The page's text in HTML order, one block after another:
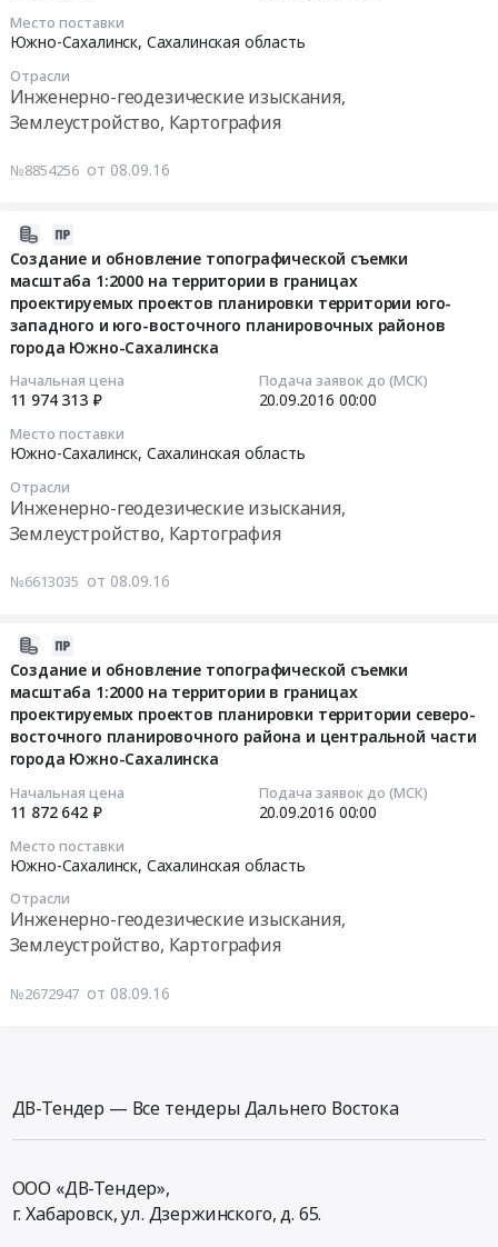
Место поставки
Южно-Сахалинск, Сахалинская область
Отрасли
Инженерно-геодезические изыскания,
Землеустройство, Картография
№8854256 от 08.09.16
Создание и обновление топографической съемки
масштаба 1:2000 на территории в границах
проектируемых проектов планировки территории юго-
западного и юго-восточного планировочных районов
города Южно-Сахалинска
Начальная цена
11 974 313 ₽
Подача заявок до (МСК)
20.09.2016 00:00
Место поставки
Южно-Сахалинск, Сахалинская область
Отрасли
Инженерно-геодезические изыскания,
Землеустройство, Картография
№6613035 от 08.09.16
Создание и обновление топографической съемки
масштаба 1:2000 на территории в границах
проектируемых проектов планировки территории северо-
восточного планировочного района и центральной части
города Южно-Сахалинска
Начальная цена
11 872 642 ₽
Подача заявок до (МСК)
20.09.2016 00:00
Место поставки
Южно-Сахалинск, Сахалинская область
Отрасли
Инженерно-геодезические изыскания,
Землеустройство, Картография
№2672947 от 08.09.16
ДВ-Тендер — Все тендеры Дальнего Востока
ООО «ДВ-Тендер»,
г. Хабаровск,ул. Дзержинского, д. 65.